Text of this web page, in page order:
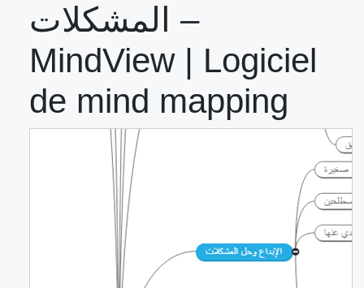
المشكلات –
MindView | Logiciel
de mind mapping